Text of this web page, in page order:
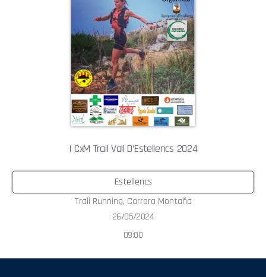
I CxM Trail Vall D’Estellencs 2024
Estellencs
Trail Running, Carrera Montaña
26/05/2024
09:00